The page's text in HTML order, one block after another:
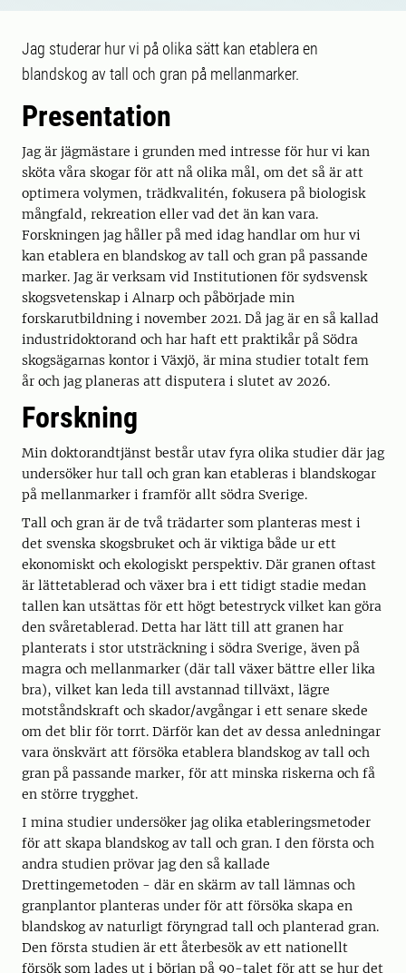
Jag studerar hur vi på olika sätt kan etablera en
blandskog av tall och gran på mellanmarker.
Presentation
Jag är jägmästare i grunden med intresse för hur vi kan
sköta våra skogar för att nå olika mål, om det så är att
optimera volymen, trädkvalitén, fokusera på biologisk
mångfald, rekreation eller vad det än kan vara.
Forskningen jag håller på med idag handlar om hur vi
kan etablera en blandskog av tall och gran på passande
marker. Jag är verksam vid Institutionen för sydsvensk
skogsvetenskap i Alnarp och påbörjade min
forskarutbildning i november 2021. Då jag är en så kallad
industridoktorand och har haft ett praktikår på Södra
skogsägarnas kontor i Växjö, är mina studier totalt fem
år och jag planeras att disputera i slutet av 2026.
Forskning
Min doktorandtjänst består utav fyra olika studier där jag
undersöker hur tall och gran kan etableras i blandskogar
på mellanmarker i framför allt södra Sverige.
Tall och gran är de två trädarter som planteras mest i
det svenska skogsbruket och är viktiga både ur ett
ekonomiskt och ekologiskt perspektiv. Där granen oftast
är lättetablerad och växer bra i ett tidigt stadie medan
tallen kan utsättas för ett högt betestryck vilket kan göra
den svåretablerad. Detta har lätt till att granen har
planterats i stor utsträckning i södra Sverige, även på
magra och mellanmarker (där tall växer bättre eller lika
bra), vilket kan leda till avstannad tillväxt, lägre
motståndskraft och skador/avgångar i ett senare skede
om det blir för torrt. Därför kan det av dessa anledningar
vara önskvärt att försöka etablera blandskog av tall och
gran på passande marker, för att minska riskerna och få
en större trygghet.
I mina studier undersöker jag olika etableringsmetoder
för att skapa blandskog av tall och gran. I den första och
andra studien prövar jag den så kallade
Drettingemetoden - där en skärm av tall lämnas och
granplantor planteras under för att försöka skapa en
blandskog av naturligt föryngrad tall och planterad gran.
Den första studien är ett återbesök av ett nationellt
försök som lades ut i början på 90-talet för att se hur det